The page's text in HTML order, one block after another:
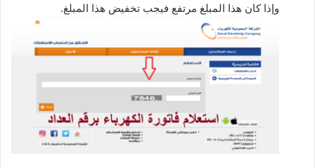
وإذا كان هذا المبلغ مرتفع فيجب تخفيض هذا المبلغ.